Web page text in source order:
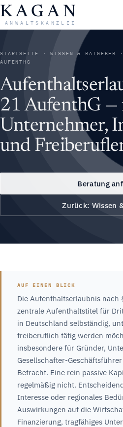
Zum
Inhalt
springen
KAGAN
ANWALTSKANZLEI
STARTSEITE ·WISSEN & RATGEBER
AUFENTHG
21 AufenthG —
Unternehmer,
und
Beratung
Zurück: Wissen
AUF EINEN BLICK
Die Aufenthaltserlaubnis nach
zentrale Aufenthaltstitel für
in Deutschland selbständig,
freiberuflich tätig werden
insbesondere für Gründer,
Gesellschafter-
Betracht. Eine rein passive
regelmäßig nicht.
Interesse oder regionales
Auswirkungen auf die
Finanzierung, tragfähiges